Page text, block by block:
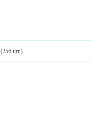
(256 шт.)